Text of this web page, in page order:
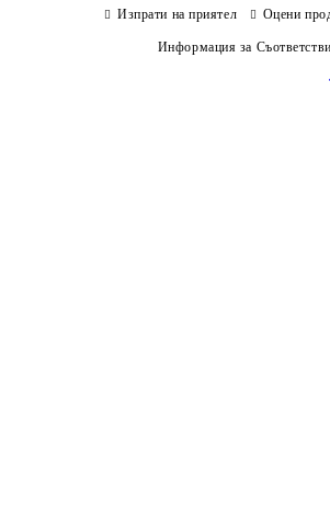
Изпрати на приятел Оцени
Информация за